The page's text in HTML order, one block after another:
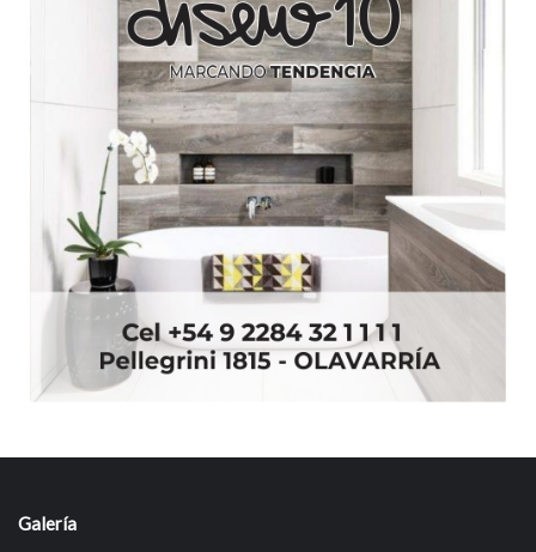
Galería